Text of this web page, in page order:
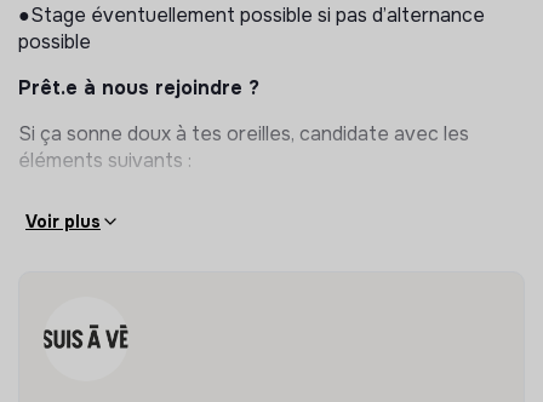
●Stage éventuellement possible si pas d’alternance
possible
Prêt.e à nous rejoindre ?
Si ça sonne doux à tes oreilles, candidate avec les
éléments suivants :
expériences passées
●Ton CV
Voir plus